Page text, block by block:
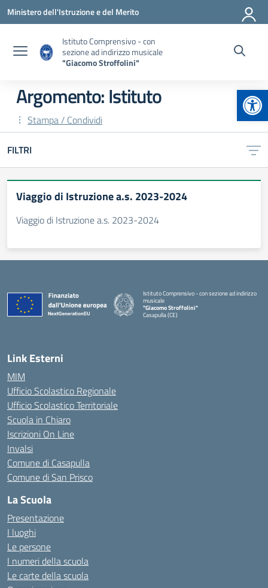
Vai ai contenuti
Vai al menu di navigazione
Vai al footer
Ministero dell'Istruzione e del Merito
Istituto Comprensivo - con
sezione ad indirizzo musicale
"Giacomo Stroffolini"
Argomento: Istituto
Stampa / Condividi
FILTRI
Viaggio di Istruzione a.s. 2023-2024
Viaggio di Istruzione a.s. 2023-2024
Istituto Comprensivo - con sezione ad indirizzo
musicale
"Giacomo Stroffolini"
Casapulla (CE)
Link Esterni
MIM
Ufficio Scolastico Regionale
Ufficio Scolastico Territoriale
Scuola in Chiaro
Iscrizioni On Line
Invalsi
Comune di Casapulla
Comune di San Prisco
La Scuola
Presentazione
I luoghi
Le persone
I numeri della scuola
Le carte della scuola